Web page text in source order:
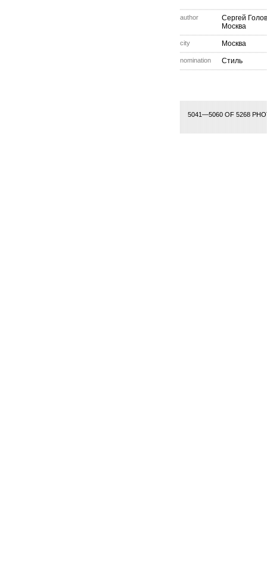
author
Сергей
Москва
city Москва
nomination Стиль
5041—5060 OF 5268
243 244 245 246